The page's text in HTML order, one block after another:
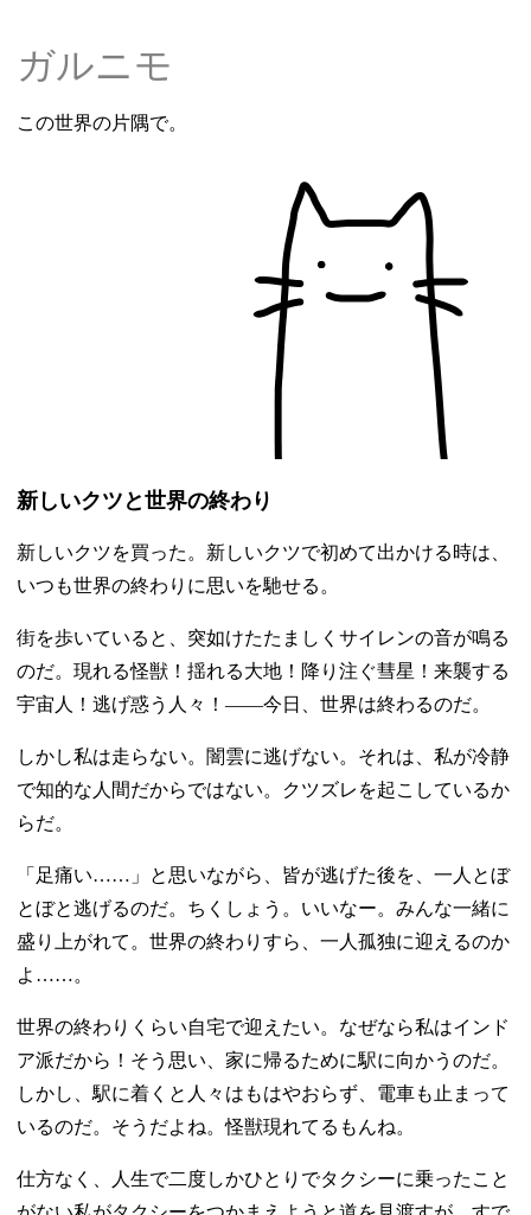
ガルニモ
この世界の片隅で。
新しいクツと世界の終わり
新しいクツを買った。新しいクツで初めて出かける時は、
いつも世界の終わりに思いを馳せる。
街を歩いていると、突如けたたましくサイレンの音が鳴る
のだ。現れる怪獣！揺れる大地！降り注ぐ彗星！来襲する
宇宙人！逃げ惑う人々！――今日、世界は終わるのだ。
しかし私は走らない。闇雲に逃げない。それは、私が冷静
で知的な人間だからではない。クツズレを起こしているか
らだ。
「足痛い……」と思いながら、皆が逃げた後を、一人とぼ
とぼと逃げるのだ。ちくしょう。いいなー。みんな一緒に
盛り上がれて。世界の終わりすら、一人孤独に迎えるのか
よ……。
世界の終わりくらい自宅で迎えたい。なぜなら私はインド
ア派だから！そう思い、家に帰るために駅に向かうのだ。
しかし、駅に着くと人々はもはやおらず、電車も止まって
いるのだ。そうだよね。怪獣現れてるもんね。
仕方なく、人生で二度しかひとりでタクシーに乗ったこと